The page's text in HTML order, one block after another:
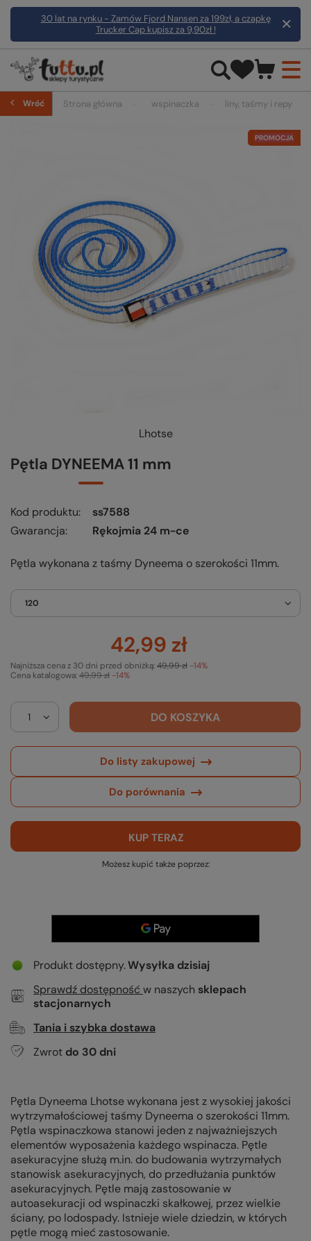
30 lat na rynku - Zamów Fjord Nansen za 199zł, a czapkę
Trucker Cap kupisz za 9,90zł !
Wróć Strona główna wspinaczka liny, taśmy i repy
PROMOCJA
Lhotse
Pętla DYNEEMA 11 mm
Kod produktu
ss7588
Gwarancja
Rękojmia 24 m-ce
Pętla wykonana z taśmy Dyneema o szerokości 11mm.
120
42,99 zł
Cena katalogowa:49,99 zł -14%
Najniższa cena z 30 dni przed obniżką:49,99 zł -14%
DO KOSZYKA
Do listy zakupowej
Do porównania
KUP TERAZ
Możesz kupić także poprzez:
Produkt dostępny Wysyłka dzisiaj
Sprawdź dostępność w naszych sklepach
stacjonarnych
Tania i szybka dostawa
Zwrot do 30 dni
Pętla Dyneema Lhotse wykonana jest z wysokiej jakości
wytrzymałościowej taśmy Dyneema o szerokości 11mm.
Pętla wspinaczkowa stanowi jeden z najważniejszych
elementów wyposażenia każdego wspinacza. Pętle
asekuracyjne służą m.in. do budowania wytrzymałych
stanowisk asekuracyjnych, do przedłużania punktów
asekuracyjnych. Pętle mają zastosowanie w
autoasekuracji od wspinaczki skałkowej, przez wielkie
ściany, po lodospady. Istnieje wiele dziedzin, w których
pętle mogą mieć zastosowanie.